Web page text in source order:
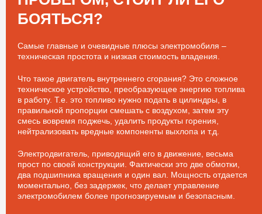
БОЯТЬСЯ?
Самые главные и очевидные плюсы электромобиля –
техническая простота и низкая стоимость владения.
Что такое двигатель внутреннего сгорания? Это сложное
техническое устройство, преобразующее энергию топлива
в работу. Т.е. это топливо нужно подать в цилиндры, в
правильной пропорции смешать с воздухом, затем эту
смесь вовремя поджечь, удалить продукты горения,
нейтрализовать вредные компоненты выхлопа и т.д.
Электродвигатель, приводящий его в движение, весьма
прост по своей конструкции. Фактически это две обмотки,
два подшипника вращения и один вал. Мощность отдается
моментально, без задержек, что делает управление
электромобилем более прогнозируемым и безопасным.